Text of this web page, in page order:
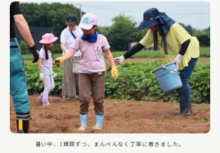
暑い中、1種類ずつ、まんべんなく丁寧に撒きました。